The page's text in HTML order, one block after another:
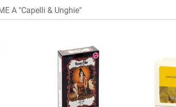
A "Capelli & Unghie"